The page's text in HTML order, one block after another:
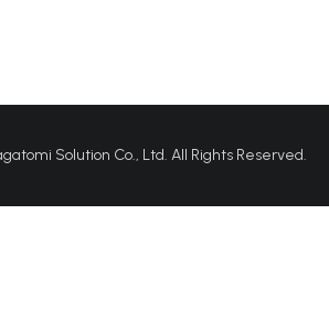
Solution Co., Ltd. All Rights Reserved.